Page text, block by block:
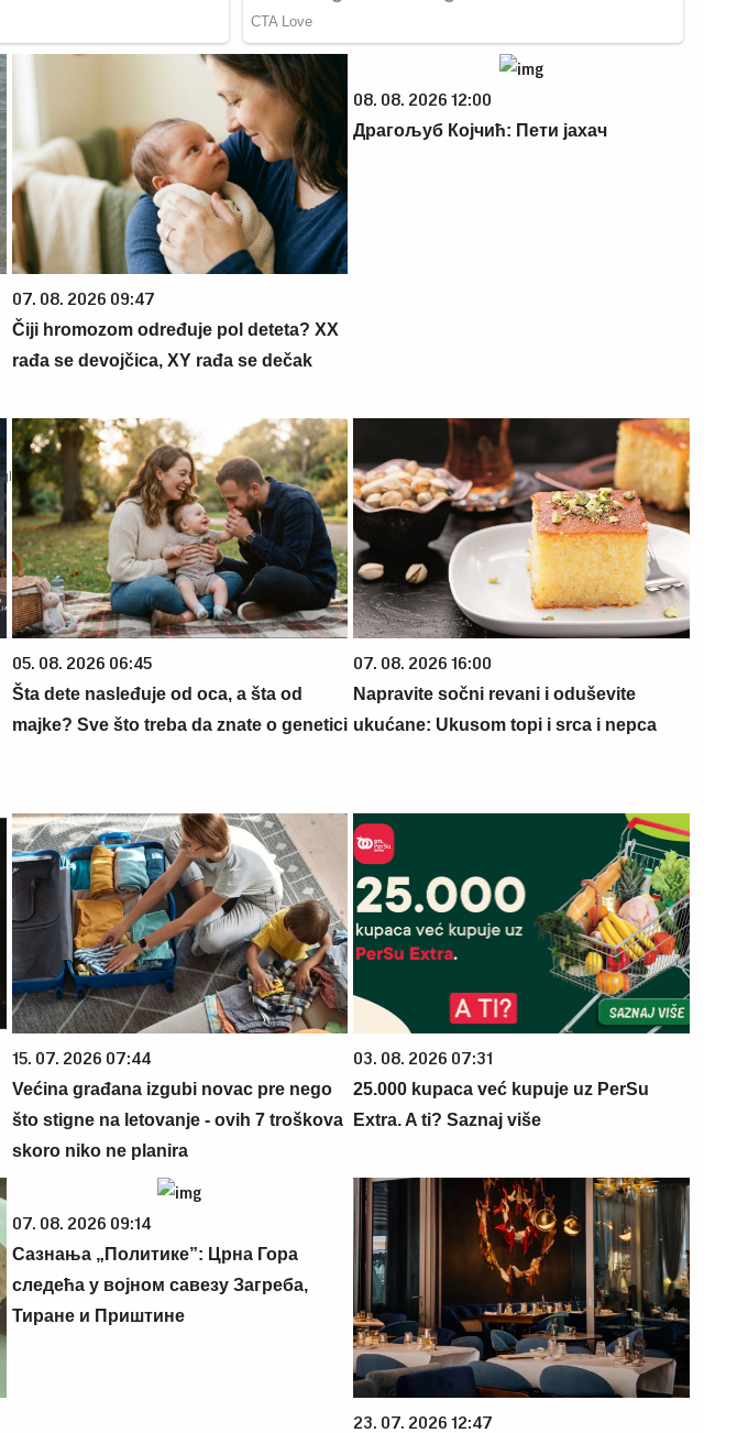
07. 08. 2026 09:47
Čiji hromozom određuje pol deteta? XX
rađa se devojčica, XY rađa se dečak
08. 08. 2026 12:00
Драгољуб Којчић: Пети јахач
05. 08. 2026 06:45
Šta dete nasleđuje od oca, a šta od
majke? Sve što treba da znate o genetici
07. 08. 2026 16:00
Napravite sočni revani i oduševite
ukućane: Ukusom topi i srca i nepca
15. 07. 2026 07:44
Većina građana izgubi novac pre nego
što stigne na letovanje - ovih 7 troškova
skoro niko ne planira
03. 08. 2026 07:31
25.000 kupaca već kupuje uz PerSu
Extra. A ti? Saznaj više
07. 08. 2026 09:14
Сазнања „Политике”: Црна Гора
следећа у војном савезу Загреба,
Тиране и Приштине
23. 07. 2026 12:47